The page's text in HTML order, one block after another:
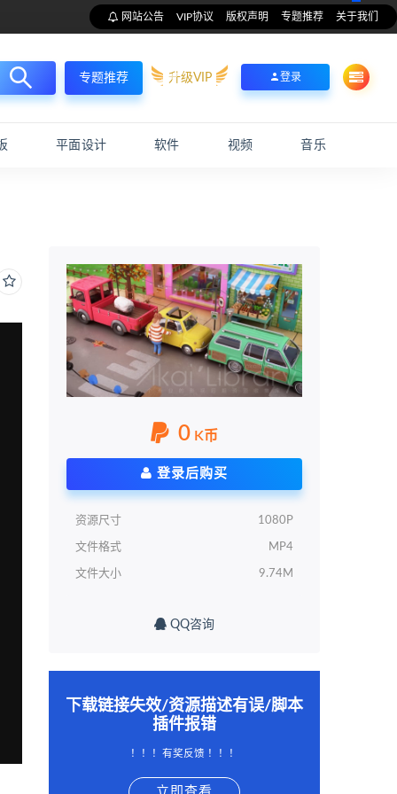
网站公告 VIP协议 版权声明 专题推荐 关于我们
专题推荐 升级VIP 登录
平面设计 软件 视频 音乐
0 K币
登录后购买
资源尺寸 1080P
文件格式 MP4
文件大小 9.74M
QQ咨询
下载链接失效/资源描述有误/脚本
插件报错
！！！有奖反馈 ！！！